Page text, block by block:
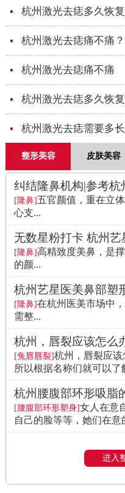
杭州激光去痣多久恢复
杭州激光去痣痛不痛？
杭州激光去痣痛不痛
杭州激光去痣多久恢
杭州激光去痣需要多
整形美容 皮肤美容
纠结隆鼻机构|参考杭
[隆鼻]五官颜值，重在立
心支...
无数星粉打卡 杭州艺
[隆鼻]高精致度美鼻，是
的颜...
杭州艺星医美鼻部塑
[隆鼻]在杭州医美市场中
需整...
杭州，唇裂应该怎么
[兔唇唇裂]杭州，唇裂应该
所以根据名称们就可以
杭州腰腹部环形吸脂
[腰腹部环形塑身]女人在意
自己的脸等等，她们在
进入